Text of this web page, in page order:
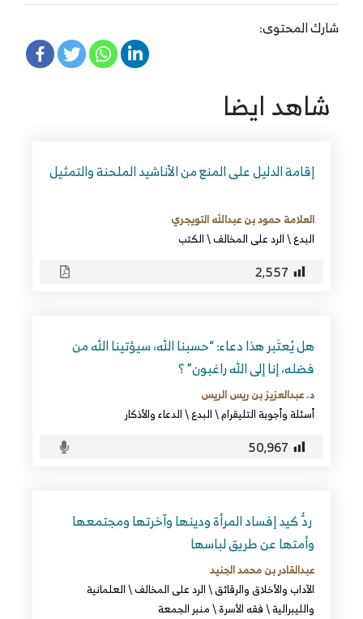
شارك المحتوى:
شاهد ايضا
إقامة الدليل على المنع من الأناشيد الملحنة والتمثيل
العلامة حمود بن عبدالله التويجري
البدع\الرد على المخالف\الكتب
2٬557
هل يُعتَبر هذا دعاء: “حسبنا الله، سيؤتينا الله من
فضله، إنا إلى الله راغبون” ؟
د. عبدالعزيز بن ريس الريس
أسئلة وأجوبة التليقرام\البدع\الدعاء والأذكار
50٬967
ردُّ كيد إفساد المرأة ودينها وآخرتها ومجتمعها
وأمتها عن طريق لباسها
عبدالقادر بن محمد الجنيد
الآداب والأخلاق والرقائق\الرد على المخالف\العلمانية
والليبرالية\فقه الأسرة\منبر الجمعة